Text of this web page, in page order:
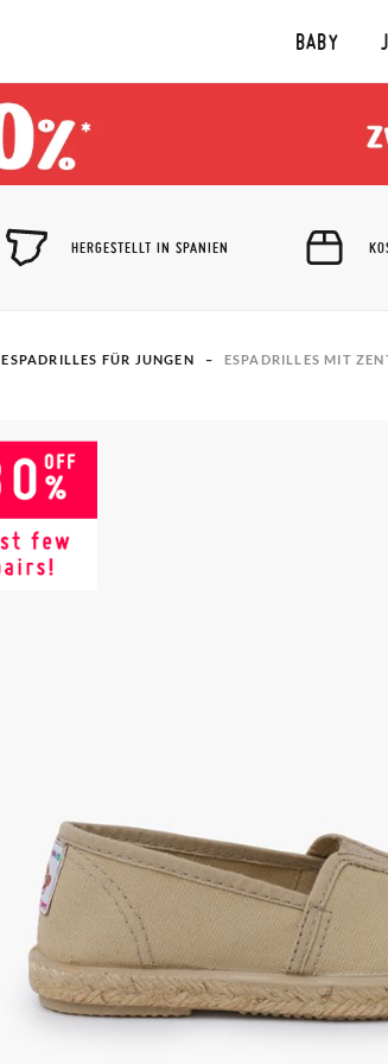
BABY
HERGESTELLT IN SPANIEN
ESPADRILLES FÜR JUNGEN ESPADRILLES MIT